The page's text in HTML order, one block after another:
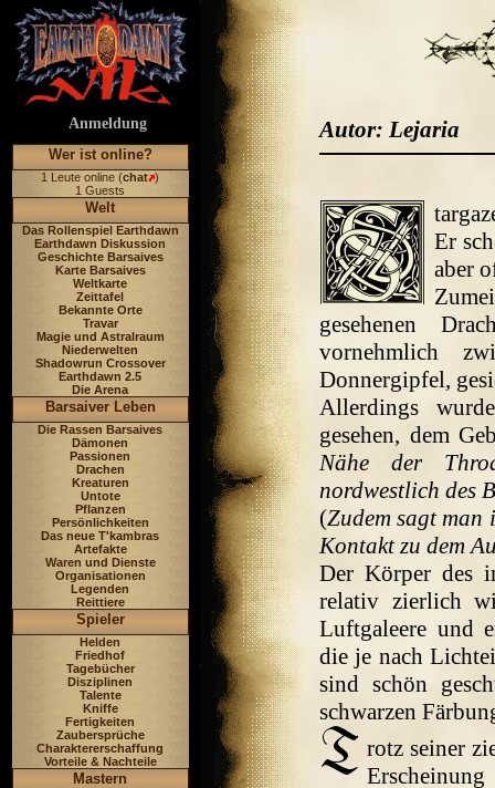
Anmeldung
Wer ist online?
1 Leute online (chat )
1 Guests
Welt
Das Rollenspiel Earthdawn
Earthdawn Diskussion
Geschichte Barsaives
Karte Barsaives
Weltkarte
Zeittafel
Bekannte Orte
Travar
Magie und Astralraum
Niederwelten
Shadowrun Crossover
Earthdawn 2.5
Die Arena
Barsaiver Leben
Die Rassen Barsaives
Dämonen
Passionen
Drachen
Kreaturen
Untote
Pflanzen
Persönlichkeiten
Das neue T'kambras
Artefakte
Waren und Dienste
Organisationen
Legenden
Reittiere
Spieler
Helden
Friedhof
Tagebücher
Disziplinen
Talente
Kniffe
Fertigkeiten
Zaubersprüche
Charaktererschaffung
Vorteile & Nachteile
Mastern
Autor: Lejaria
Er
aber
gesehenen
vornehmlich
Donnergipfel,
Allerdings
gesehen, dem
Nähe der
nordwestlich des
(Zudem sagt man
Kontakt zu dem
Der Körper des
relativ zierlich
Luftgaleere und
die je nach
sind schön
schwarzen
rotz seiner